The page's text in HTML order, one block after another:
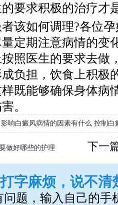
要求积极的治疗才
如何调理?各位孕
定期注意病情的变
照医生的要求去做
负担，饮食上积极
既能够确保身体病
。
影响白癜风病情的因素有什么 控制白
做好哪些的护理 下一
打字麻烦，说不清
问题，输入自己的手